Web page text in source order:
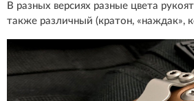
В разных версиях разные цвета
также различный (кратон, «наждак»,